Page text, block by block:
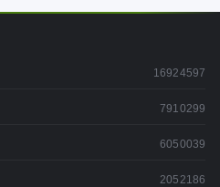
16924597
7910299
6050039
2052186